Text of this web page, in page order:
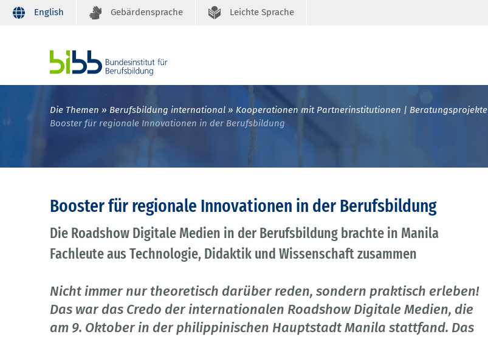
English Gebärdensprache Leichte Sprache
Die Themen Berufsbildung international Kooperationen mit Partnerinstitutionen | Beratungsprojekte
Booster für regionale Innovationen in der Berufsbildung
Booster für regionale Innovationen in der Berufsbildung
Die Roadshow Digitale Medien in der Berufsbildung brachte in Manila
Fachleute aus Technologie, Didaktik und Wissenschaft zusammen
Nicht immer nur theoretisch darüber reden, sondern praktisch erleben!
Das war das Credo der internationalen Roadshow Digitale Medien, die
am 9. Oktober in der philippinischen Hauptstadt Manila stattfand. Das